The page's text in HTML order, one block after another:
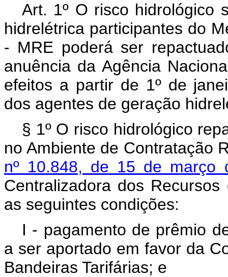
Art. 1º O risco hidrológico
hidrelétrica participantes do
- MRE poderá ser
anuência da Agência
efeitos a partir de 1º de
dos agentes de geração
§ 1º O risco hidrológico
no Ambiente de Contratação
nº 10.848, de 15 de
Centralizadora dos
as seguintes condições:
I - pagamento de prêmio
a ser aportado em favor da
Bandeiras Tarifárias; e